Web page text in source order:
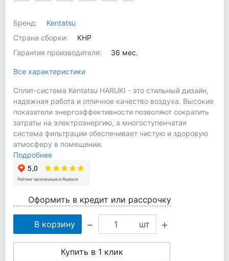
Бренд:
Kentatsu
Страна сборки:
КНР
Гарантия производителя:
36 мес.
Все характеристики
Сплит-система Kentatsu HARUKI - это стильный дизайн,
надежная работа и отличное качество воздуха. Высокие
показатели энергоэффективности позволяют сократить
затраты на электроэнергию, а многоступенчатая
система фильтрации обеспечивает чистую и здоровую
атмосферу в помещении.
Подробнее
Оформить в кредит или рассрочку
В корзину шт
Купить в 1 клик